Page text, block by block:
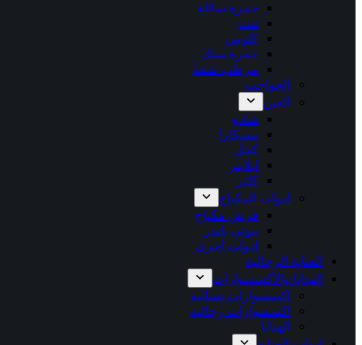
حمرة سائلة
تنت
كلوس
حمرة ستك
مرطب شفة
الحواجب
العين
شادو
مسكارا
كحل
ايلاينر
كلتر
ادوات المكياج
فرش مكياج
بيوتي بلندر
ادوات اخرى
العناية الرجالية
الهدايا والأكسسوارات
اكسسوارات نسائية
اكسسوارات رجالية
الهدايا